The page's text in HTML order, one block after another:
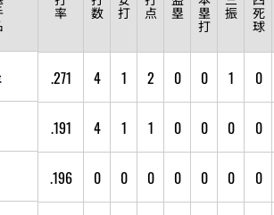
率 数 打 点 塁 塁
打
振 死
球
.271 4 1 2 0 0 1 0
.191 4 1 1 0 0 0 0
.196 0 0 0 0 0 0 0